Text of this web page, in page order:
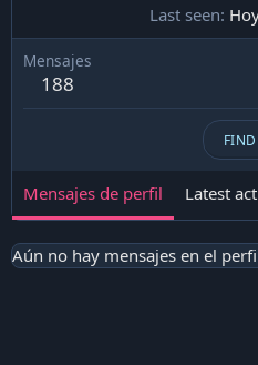
Last seen
Mensajes
188
FIND
Mensajes de perfil Latest
Aún no hay mensajes en el